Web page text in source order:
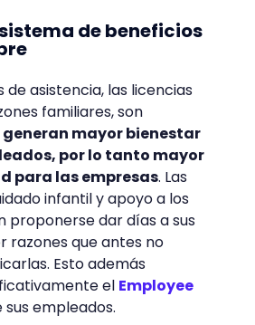
de beneficios
de asistencia, las licencias
familiares, son
mayor bienestar
por lo tanto mayor
para las empresas. Las
infantil y apoyo a los
proponerse dar días a sus
razones que antes no
Esto además
el Employee
empleados.